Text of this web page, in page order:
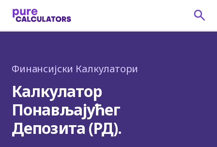
Финансијски Калкулатори
Калкулатор
Понављајућег
Депозита (РД).